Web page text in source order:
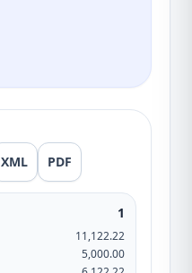
XML PDF
1
11,122.22
5,000.00